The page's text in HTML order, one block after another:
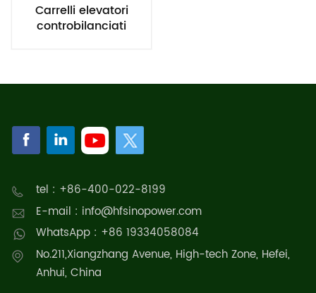
Carrelli elevatori
controbilanciati
tel : +86-400-022-8199
E-mail : info@hfsinopower.com
WhatsApp : +86 19334058084
No.211,Xiangzhang Avenue, High-tech Zone, Hefei,
Anhui, China